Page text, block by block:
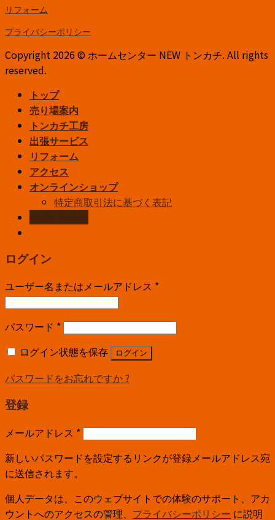
リフォーム
プライバシーポリシー
Copyright 2026 © ホームセンター NEW トンカチ. All rights
reserved.
トップ
売り場案内
トンカチ工房
出張サービス
リフォーム
アクセス
オンラインショップ
特定商取引法に基づく表記
ログイン
ユーザー名またはメールアドレス *
パスワード *
ログイン状態を保存
ログイン
パスワードをお忘れですか ?
登録
メールアドレス *
新しいパスワードを設定するリンクが登録メールアドレス宛
に送信されます。
個人データは、このウェブサイトでの体験のサポート、アカ
ウントへのアクセスの管理、 プライバシーポリシー に説明